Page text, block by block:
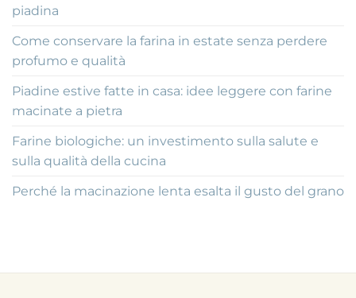
piadina
Come conservare la farina in estate senza perdere
profumo e qualità
Piadine estive fatte in casa: idee leggere con farine
macinate a pietra
Farine biologiche: un investimento sulla salute e
sulla qualità della cucina
Perché la macinazione lenta esalta il gusto del grano